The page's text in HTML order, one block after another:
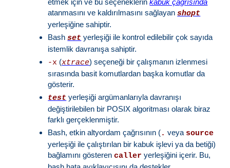
etmek için ve bu seçeneklerinkabuk çağrısında
atanmasını ve kaldırılmasını sağlayanshopt
yerleşiğine sahiptir.
Bashset yerleşiği ile kontrol edilebilir çok sayıda
istemlik davranışa sahiptir.
-x (xtrace) seçeneği bir çalışmanın izlenmesi
sırasında basit komutlardan başka komutlar da
gösterir.
test yerleşiği argümanlarıyla davranışı
değiştirilebilen bir POSIX algoritması olarak biraz
farklı gerçeklenmiştir.
Bash, etkin altyordam çağrısının (. veya source
yerleşiği ile çalıştırılan bir kabuk işlevi ya da betiği)
bağlamını gösterencaller yerleşiğini içerir. Bu,